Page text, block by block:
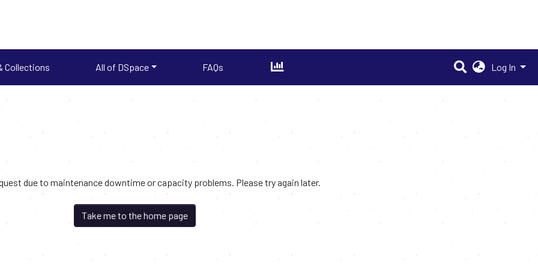
Collections All of DSpace FAQs Log In
due to maintenance downtime or capacity problems. Please try again later.
Take me to the home page